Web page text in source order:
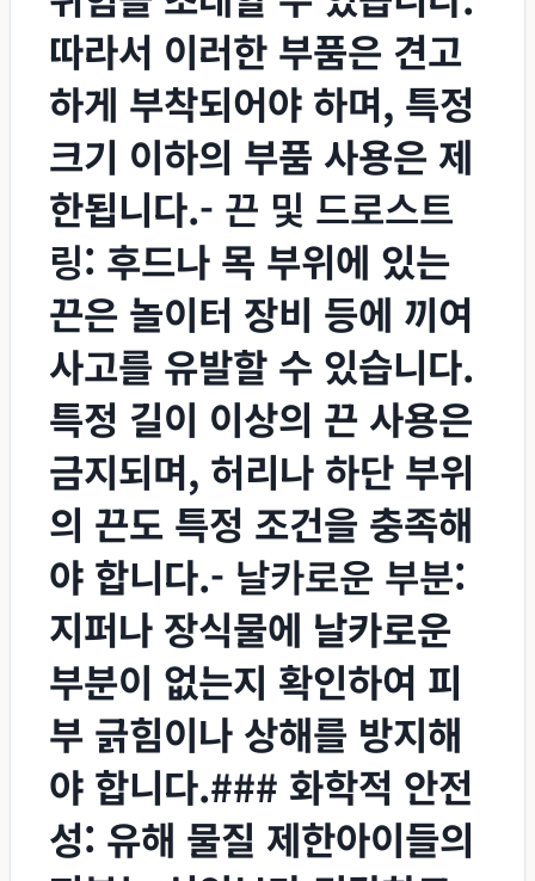
따라서 이러한 부품은 견고
하게 부착되어야 하며, 특정
크기 이하의 부품 사용은 제
한됩니다.- 끈 및 드로스트
링: 후드나 목 부위에 있는
끈은 놀이터 장비 등에 끼여
사고를 유발할 수 있습니다.
특정 길이 이상의 끈 사용은
금지되며, 허리나 하단 부위
의 끈도 특정 조건을 충족해
야 합니다.- 날카로운 부분:
지퍼나 장식물에 날카로운
부분이 없는지 확인하여 피
부 긁힘이나 상해를 방지해
야 합니다.### 화학적 안전
성: 유해 물질 제한아이들의